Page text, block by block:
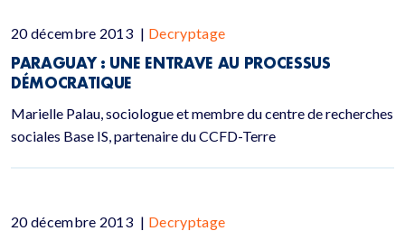
20 décembre 2013 | Decryptage
PARAGUAY : UNE ENTRAVE AU PROCESSUS
DÉMOCRATIQUE
Marielle Palau, sociologue et membre du centre de recherches
sociales Base IS, partenaire du CCFD-Terre
20 décembre 2013 | Decryptage